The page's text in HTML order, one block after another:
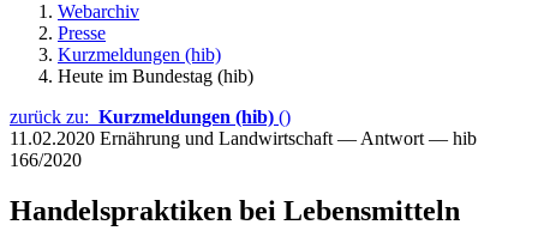
Webarchiv
Presse
Kurzmeldungen (hib)
Heute im Bundestag (hib)
zurück zu: Kurzmeldungen (hib) ()
11.02.2020 Ernährung und Landwirtschaft — Antwort — hib
166/2020
Handelspraktiken bei Lebensmitteln